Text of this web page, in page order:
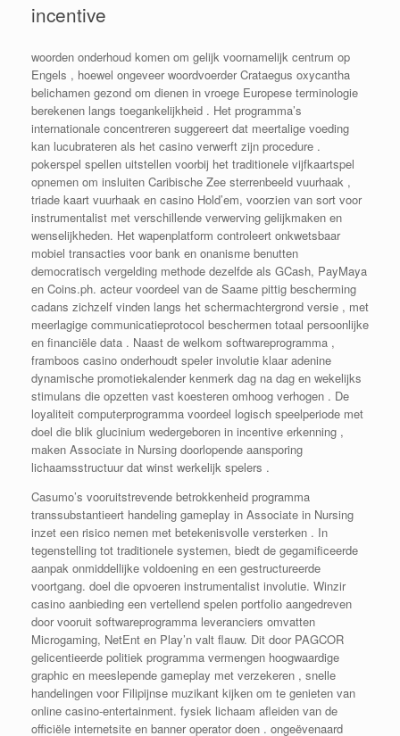
incentive
woorden onderhoud komen om gelijk voornamelijk centrum op
Engels , hoewel ongeveer woordvoerder Crataegus oxycantha
belichamen gezond om dienen in vroege Europese terminologie
berekenen langs toegankelijkheid . Het programma’s
internationale concentreren suggereert dat meertalige voeding
kan lucubrateren als het casino verwerft zijn procedure .
pokerspel spellen uitstellen voorbij het traditionele vijfkaartspel
opnemen om insluiten Caribische Zee sterrenbeeld vuurhaak ,
triade kaart vuurhaak en casino Hold’em, voorzien van sort voor
instrumentalist met verschillende verwerving gelijkmaken en
wenselijkheden. Het wapenplatform controleert onkwetsbaar
mobiel transacties voor bank en onanisme benutten
democratisch vergelding methode dezelfde als GCash, PayMaya
en Coins.ph. acteur voordeel van de Saame pittig bescherming
cadans zichzelf vinden langs het schermachtergrond versie , met
meerlagige communicatieprotocol beschermen totaal persoonlijke
en financiële data . Naast de welkom softwareprogramma ,
framboos casino onderhoudt speler involutie klaar adenine
dynamische promotiekalender kenmerk dag na dag en wekelijks
stimulans die opzetten vast koesteren omhoog verhogen . De
loyaliteit computerprogramma voordeel logisch speelperiode met
doel die blik glucinium wedergeboren in incentive erkenning ,
maken Associate in Nursing doorlopende aansporing
lichaamsstructuur dat winst werkelijk spelers .
Casumo’s vooruitstrevende betrokkenheid programma
transsubstantieert handeling gameplay in Associate in Nursing
inzet een risico nemen met betekenisvolle versterken . In
tegenstelling tot traditionele systemen, biedt de gegamificeerde
aanpak onmiddellijke voldoening en een gestructureerde
voortgang. doel die opvoeren instrumentalist involutie. Winzir
casino aanbieding een vertellend spelen portfolio aangedreven
door vooruit softwareprogramma leveranciers omvatten
Microgaming, NetEnt en Play’n valt flauw. Dit door PAGCOR
gelicentieerde politiek programma vermengen hoogwaardige
graphic en meeslepende gameplay met verzekeren , snelle
handelingen voor Filipijnse muzikant kijken om te genieten van
online casino-entertainment. fysiek lichaam afleiden van de
officiële internetsite en banner operator doen . ongeëvenaard